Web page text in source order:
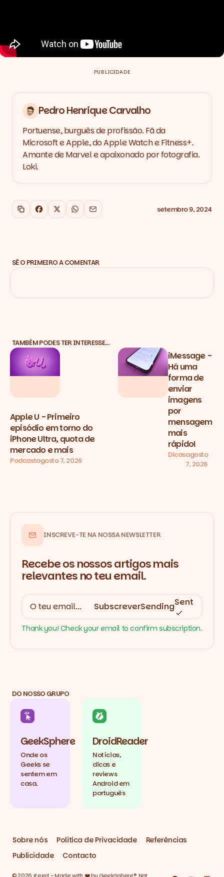
PUBLICIDADE
Pedro Henrique Carvalho
Portuense, burguês de profissão. Fã da
Microsoft e Apple, do Apple Watch e Fitness+.
Amante de Marvel e apaixonado por fotografia.
Loki.
Copiar link
Facebook
X WhatsApp
Email setembro 9, 2024
SÊ O PRIMEIRO A COMENTAR
TAMBÉM PODES TER INTERESSE…
Apple U - Primeiro
episódio em torno do
iPhone Ultra, quota de
mercado e mais
Podcastagosto 7, 2026
iMessage -
Há uma
forma de
enviar
imagens
por
mensagem
mais
rápido!
Dicasagosto
7, 2026
INSCREVE-TE NA NOSSA NEWSLETTER
Recebe os nossos artigos mais
relevantes no teu email.
SubscreverSendingSent
Thank you! Check your email to confirm subscription.
DO NOSSO GRUPO
GeekSphere
Onde os
Geeks se
sentem em
casa.
DroidReader
Notícias,
dicas e
reviews
Android em
português
Sobre nós Politica de Privacidade
Referências
Publicidade
Contacto